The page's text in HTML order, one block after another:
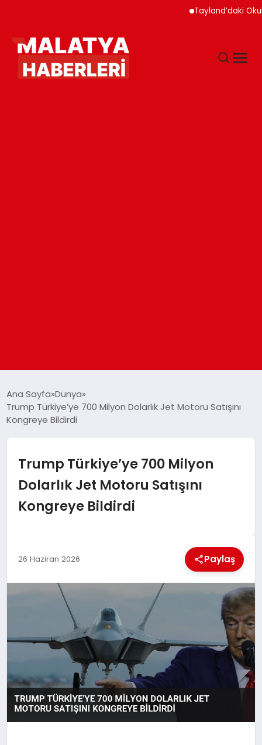
Tayland’daki Okul
GÜNDEM
DÜNYA
EĞITIM
MAGAZIN
SAĞLIK
TEKNOLOJI
Ana Sayfa Dünya
Trump Türkiye’ye 700 Milyon Dolarlık Jet Motoru Satışını
Kongreye Bildirdi
Trump Türkiye’ye 700 Milyon
Dolarlık Jet Motoru Satışını
Kongreye Bildirdi
26 Haziran 2026 Paylaş